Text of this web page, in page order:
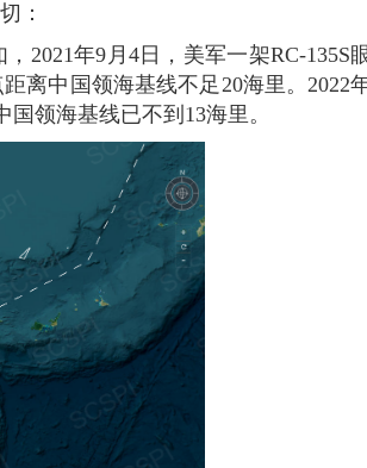
：
2021年9月4日，美军一架RC-135S
离中国领海基线不足20海里。2022
领海基线已不到13海里。